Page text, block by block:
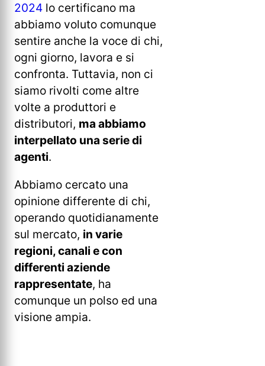
2024 lo certificano ma
abbiamo voluto comunque
sentire anche la voce di chi,
ogni giorno, lavora e si
confronta. Tuttavia, non ci
siamo rivolti come altre
volte a produttori e
distributori, ma abbiamo
interpellato una serie di
agenti.
Abbiamo cercato una
opinione differente di chi,
operando quotidianamente
sul mercato, in varie
regioni, canali e con
differenti aziende
rappresentate, ha
comunque un polso ed una
visione ampia.